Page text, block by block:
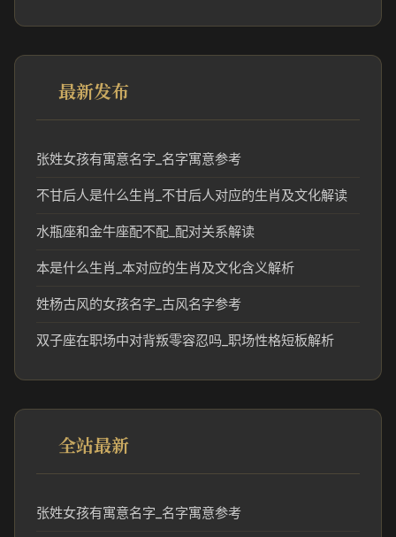
最新发布
张姓女孩有寓意名字_名字寓意参考
不甘后人是什么生肖_不甘后人对应的生肖及文化解读
水瓶座和金牛座配不配_配对关系解读
本是什么生肖_本对应的生肖及文化含义解析
姓杨古风的女孩名字_古风名字参考
双子座在职场中对背叛零容忍吗_职场性格短板解析
全站最新
张姓女孩有寓意名字_名字寓意参考